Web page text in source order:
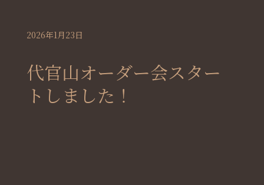
2026年1月23日
代官山オーダー会スター
トしました！